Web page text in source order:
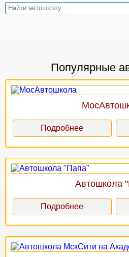
Популярные
Подробнее
Автошкола
Подробнее